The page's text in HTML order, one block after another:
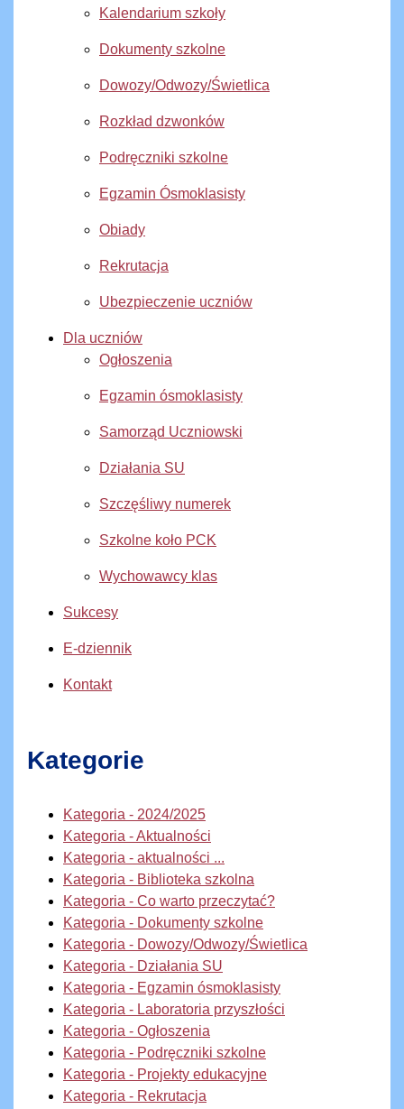
Kalendarium szkoły
Dokumenty szkolne
Dowozy/Odwozy/Świetlica
Rozkład dzwonków
Podręczniki szkolne
Egzamin Ósmoklasisty
Obiady
Rekrutacja
Ubezpieczenie uczniów
Dla uczniów
Ogłoszenia
Egzamin ósmoklasisty
Samorząd Uczniowski
Działania SU
Szczęśliwy numerek
Szkolne koło PCK
Wychowawcy klas
Sukcesy
E-dziennik
Kontakt
Kategorie
Kategoria - 2024/2025
Kategoria - Aktualności
Kategoria - aktualności ...
Kategoria - Biblioteka szkolna
Kategoria - Co warto przeczytać?
Kategoria - Dokumenty szkolne
Kategoria - Dowozy/Odwozy/Świetlica
Kategoria - Działania SU
Kategoria - Egzamin ósmoklasisty
Kategoria - Laboratoria przyszłości
Kategoria - Ogłoszenia
Kategoria - Podręczniki szkolne
Kategoria - Projekty edukacyjne
Kategoria - Rekrutacja